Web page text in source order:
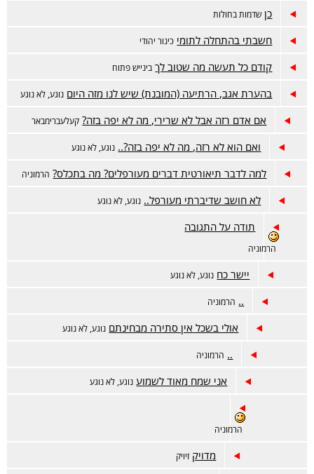
כן שדמות בחולות
חשבתי בהתחלה לתומי כינור יהודי
קודם כל תעשה מה שטוב לך בינייש פתוח
בהערת אגב, הרתיעה (המובנת) שיש לנו מזה היום נוגע, לא נוגע
אם אדם רזה אבל לא שרירי, מה לא יפה בזה? קעלעברימבאר
ואם הוא לא רזה, מה לא יפה בזה?.. נוגע, לא נוגע
למה לדבר תיאורטית דברים מעורפלים? מה בתכלס? הרמוניה
לא חושב שדיברתי מעורפל.. נוגע, לא נוגע
תודה על התגובה
הרמוניה
יישר כח נוגע, לא נוגע
.. הרמוניה
אולי בשכל אין סתירה מבחינתם נוגע, לא נוגע
.. הרמוניה
אני שמח מאוד לשמוע נוגע, לא נוגע
הרמוניה
מדויק זיויק